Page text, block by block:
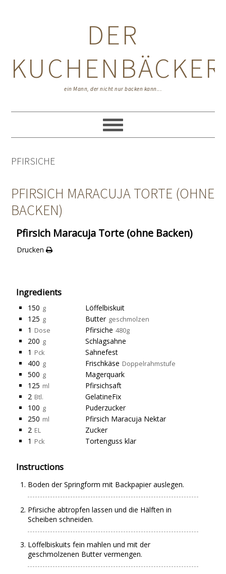
DER
KUCHENBÄCKER
ein Mann, der nicht nur backen kann...
PFIRSICHE
PFIRSICH MARACUJA TORTE (OHNE
BACKEN)
Pfirsich Maracuja Torte (ohne Backen)
Drucken
Ingredients
150 g
Löffelbiskuit
125 g Butter geschmolzen
1 Dose Pfirsiche 480g
200 g
Schlagsahne
1 Pck
Sahnefest
400 g Frischkäse Doppelrahmstufe
500 g
Magerquark
125 ml
Pfirsichsaft
2 Btl.
GelatineFix
100 g
Puderzucker
250 ml
Pfirsich Maracuja Nektar
2 EL
Zucker
1 Pck Tortenguss klar
Instructions
Boden der Springform mit Backpapier auslegen.
Pfirsiche abtropfen lassen und die Hälften in
Scheiben schneiden.
Löffelbiskuits fein mahlen und mit der
geschmolzenen Butter vermengen.